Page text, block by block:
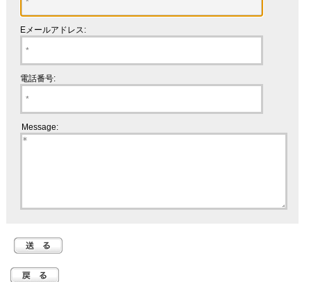
Eメールアドレス:
電話番号:
Message: